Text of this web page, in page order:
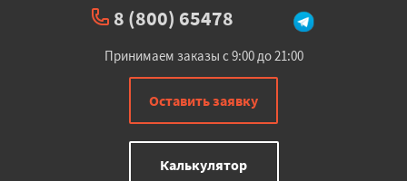
8 (800) 65478
Принимаем заказы с 9:00 до 21:00
Оставить заявку
Калькулятор